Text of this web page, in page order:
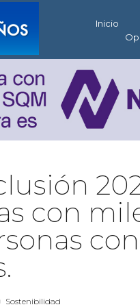
Inicio
con
Sostenibilidad